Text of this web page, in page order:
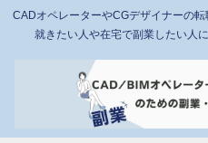
CADオペレーターやCGデザイナーの
就きたい人や在宅で副業したい人